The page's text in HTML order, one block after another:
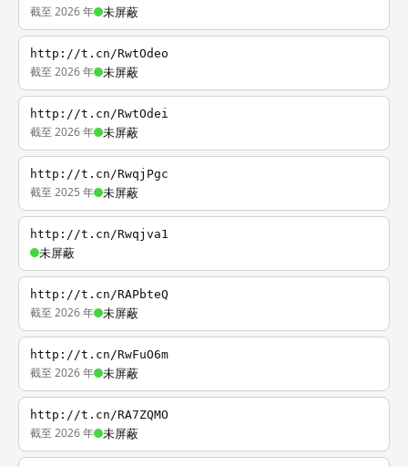
截至 2026 年 未屏蔽
http://t.cn/RwtOdeo
截至 2026 年 未屏蔽
http://t.cn/RwtOdei
截至 2026 年 未屏蔽
http://t.cn/RwqjPgc
截至 2025 年 未屏蔽
http://t.cn/Rwqjva1
未屏蔽
http://t.cn/RAPbteQ
截至 2026 年 未屏蔽
http://t.cn/RwFuO6m
截至 2026 年 未屏蔽
http://t.cn/RA7ZQMO
截至 2026 年 未屏蔽